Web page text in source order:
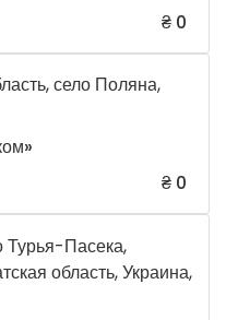
₴ 0
село Поляна,
₴ 0
Турья-Пасека,
область, Украина,